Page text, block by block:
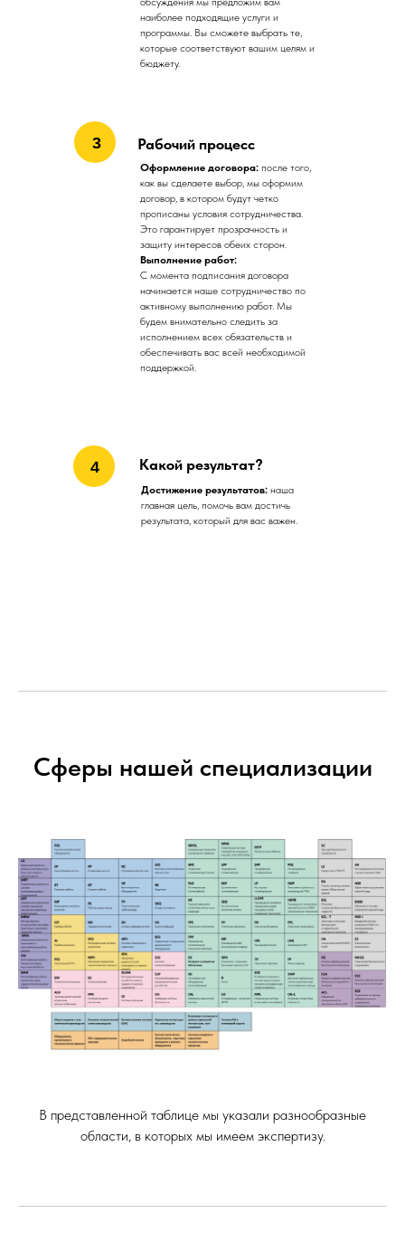
наиболее подходящие услуги и
программы. Вы сможете выбрать те,
которые соответствуют вашим целям и
бюджету.
Оформление договора: после того,
как вы сделаете выбор, мы оформим
договор, в котором будут четко
прописаны условия сотрудничества.
Это гарантирует прозрачность и
защиту интересов обеих сторон.
Выполнение работ:
С момента подписания договора
начинается наше сотрудничество по
активному выполнению работ. Мы
будем внимательно следить за
исполнением всех обязательств и
обеспечивать вас всей необходимой
поддержкой.
Рабочий процесс
3
Достижение результатов: наша
главная цель, помочь вам достичь
результата, который для вас важен.
Какой результат?
4
Сферы нашей специализации
В представленной таблице мы указали разнообразные
области, в которых мы имеем экспертизу.